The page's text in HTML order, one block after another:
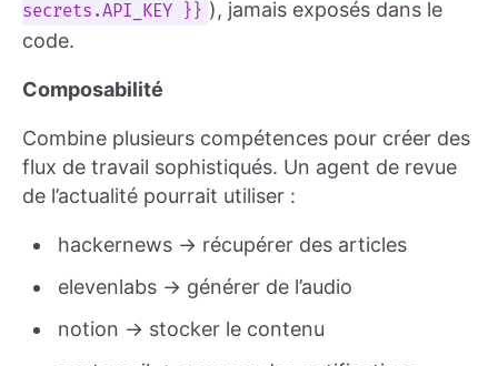
secrets.API_KEY }} ), jamais exposés dans le
code.
Composabilité
Combine plusieurs compétences pour créer des
flux de travail sophistiqués. Un agent de revue
de l’actualité pourrait utiliser :
hackernews → récupérer des articles
elevenlabs → générer de l’audio
notion → stocker le contenu